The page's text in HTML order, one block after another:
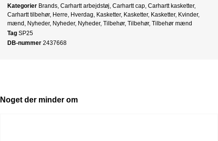
Kategorier Brands Carhartt arbejdstøj Carhartt cap Carhartt kasketter,
Carhartt tilbehør, Herre Hverdag Kasketter, Kasketter, Kasketter, Kvinder,
mænd Nyheder, Nyheder, Nyheder, Tilbehør, Tilbehør, Tilbehør mænd
Tag SP25
DB-nummer 2437668
Noget der minder om